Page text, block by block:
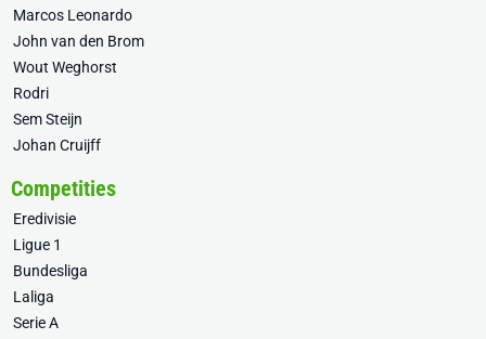
Marcos Leonardo
John van den Brom
Wout Weghorst
Rodri
Sem Steijn
Johan Cruijff
Competities
Eredivisie
Ligue 1
Bundesliga
Laliga
Serie A